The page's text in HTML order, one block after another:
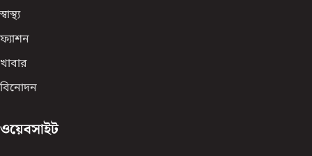
স্বাস্থ্য
ফ্যাশন
খাবার
বিনোদন
ওয়েবসাইট